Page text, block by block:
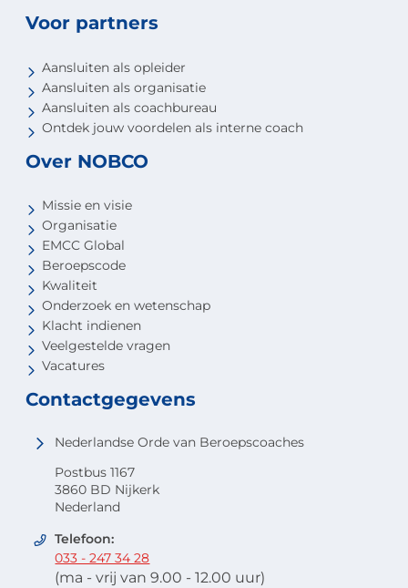
Voor partners
Aansluiten als opleider
Aansluiten als organisatie
Aansluiten als coachbureau
Ontdek jouw voordelen als interne coach
Over NOBCO
Missie en visie
Organisatie
EMCC Global
Beroepscode
Kwaliteit
Onderzoek en wetenschap
Klacht indienen
Veelgestelde vragen
Vacatures
Contactgegevens
Nederlandse Orde van Beroepscoaches
Postbus 1167
3860 BD Nijkerk
Nederland
Telefoon:
033 - 247 34 28
(ma - vrij van 9.00 - 12.00 uur)